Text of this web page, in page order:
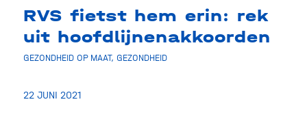
RVS fietst hem erin: rek
uit hoofdlijnenakkoorden
GEZONDHEID OP MAAT, GEZONDHEID
22 JUNI 2021